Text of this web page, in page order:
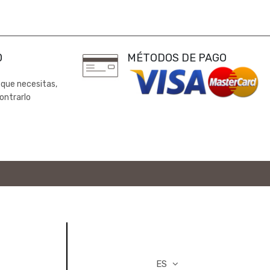
necesitas,
MÉTODOS DE PAGO
ES